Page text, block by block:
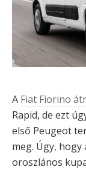
A Fiat Fiorino
Rapid, de ezt
első Peugeot
meg. Úgy,
oroszlános